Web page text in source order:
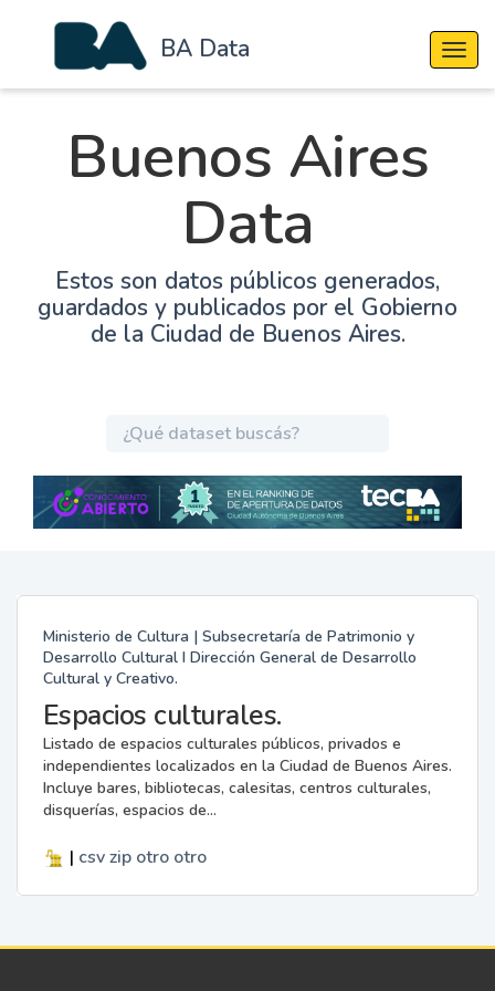
BA Data
Buenos Aires
Data
Estos son datos públicos generados,
guardados y publicados por el Gobierno
de la Ciudad de Buenos Aires.
Ministerio de Cultura | Subsecretaría de Patrimonio y
Desarrollo Cultural I Dirección General de Desarrollo
Cultural y Creativo.
Espacios culturales.
Listado de espacios culturales públicos, privados e
independientes localizados en la Ciudad de Buenos Aires.
Incluye bares, bibliotecas, calesitas, centros culturales,
disquerías, espacios de...
| csv zip otro otro